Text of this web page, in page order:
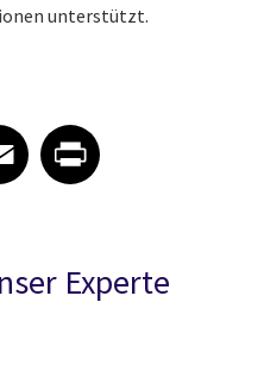
unterstützt.
article on Email
EmailShare article on Print
Experte